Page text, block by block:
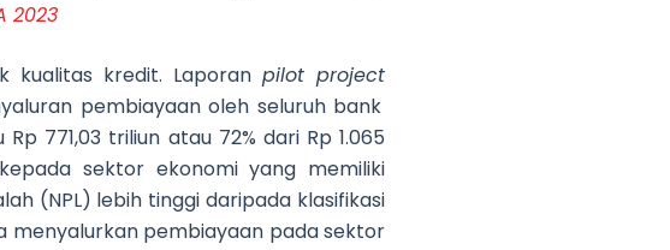
2023
kualitas kredit. Laporan pilot project
pembiayaan oleh seluruh bank
771,03 triliun atau 72% dari Rp 1.065
sektor ekonomi yang memiliki
(NPL) lebih tinggi daripada klasifikasi
menyalurkan pembiayaan pada sektor